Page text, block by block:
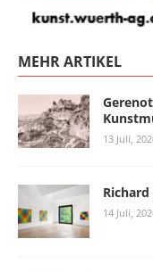
MEHR ARTIKEL
13 Juli,
14 Juli,